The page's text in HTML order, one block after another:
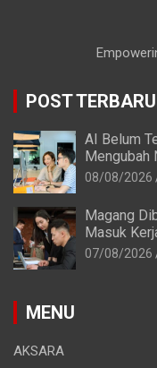
POST TERBARU
AI Belum
Mengubah
08/08/2026
Magang
Masuk
07/08/2026
MENU
AKSARA